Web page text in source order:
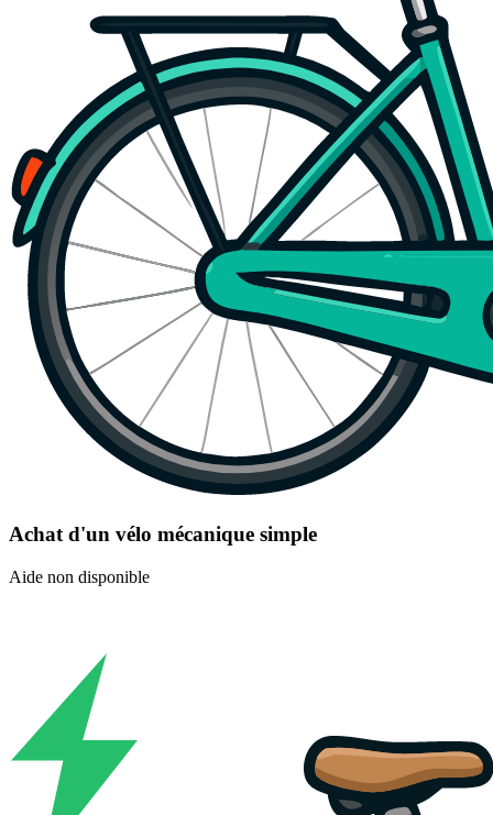
Achat d'un vélo mécanique simple
Aide non disponible